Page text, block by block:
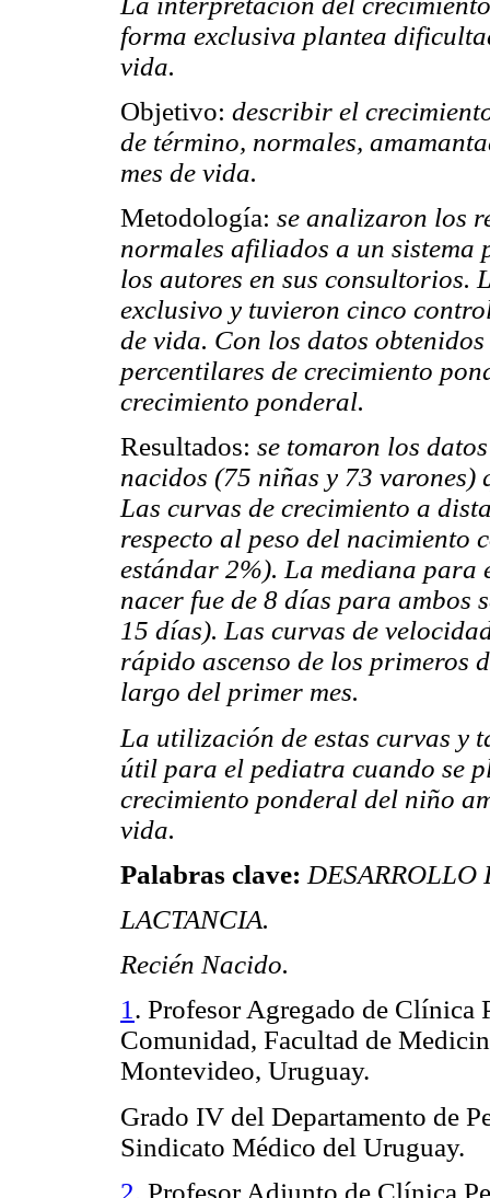
forma exclusiva plantea
vida.
Objetivo: describir el
de término, normales,
mes de vida.
Metodología: se analizaron los
normales afiliados a un sistema
los autores en sus consultorios.
exclusivo y tuvieron cinco
de vida. Con los datos
percentilares de crecimiento
crecimiento ponderal.
Resultados: se tomaron los
nacidos (75 niñas y 73
Las curvas de crecimiento a
respecto al peso del nacimiento
estándar 2%). La mediana para
nacer fue de 8 días para ambos
15 días). Las curvas de
rápido ascenso de los primeros
largo del primer mes.
La utilización de estas curvas
útil para el pediatra cuando se
crecimiento ponderal del niño
vida.
Palabras clave: DESARROLLO
LACTANCIA.
Recién Nacido.
1 . Profesor Agregado de Clínica
Comunidad, Facultad de
Montevideo, Uruguay.
Grado IV del Departamento de
Sindicato Médico del Uruguay.
2. Profesor Adjunto de Clínica